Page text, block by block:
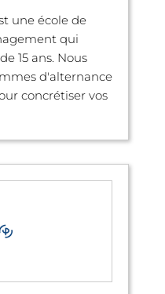
une école de
qui
15 ans. Nous
d'alternance
concrétiser vos